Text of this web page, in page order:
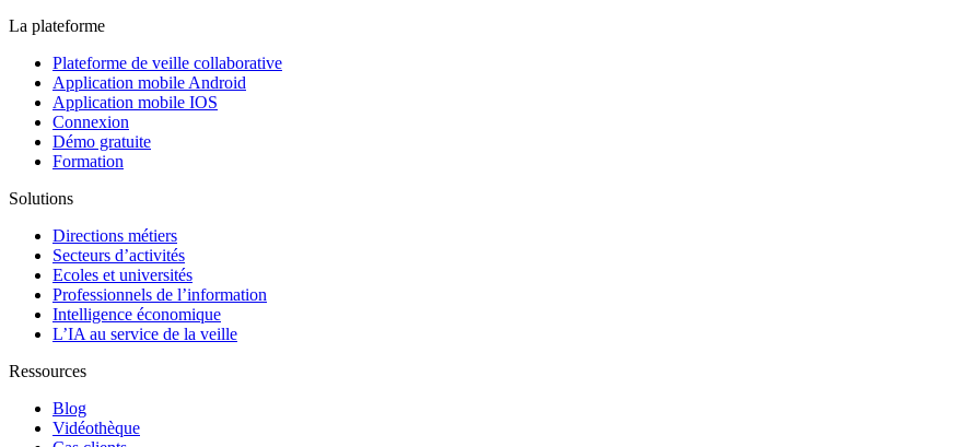
La plateforme
Plateforme de veille collaborative
Application mobile Android
Application mobile IOS
Connexion
Démo gratuite
Formation
Solutions
Directions métiers
Secteurs d’activités
Ecoles et universités
Professionnels de l’information
Intelligence économique
L’IA au service de la veille
Ressources
Blog
Vidéothèque